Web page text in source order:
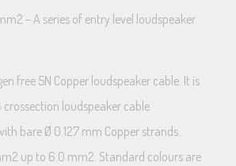
– A series of entry level loudspeaker
free 5N Copper loudspeaker cable. It is
crossection loudspeaker cable
bare Ø 0.127 mm Copper strands.
up to 6.0 mm2. Standard colours are